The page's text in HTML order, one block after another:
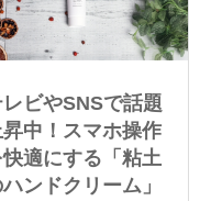
レビやSNSで話題
中！スマホ操作
快適にする「粘土
ンドクリーム」